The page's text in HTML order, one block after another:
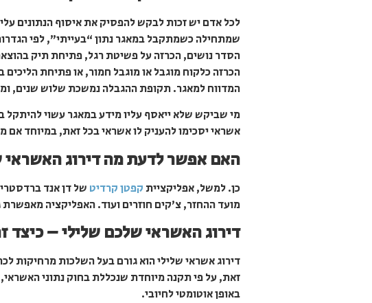
לכל אדם יש זכות לבקש להפסיק את איסוף הנתונים
שמתחילה כשמתקבל במאגר נתון “בעייתי”, לפי
המדווח למאגר. תקופת ההגבלה נמשכת שלוש שנים,
מי שביקש שלא ייאסף עליו מידע במאגר עשוי להיתקל
אשראי יסכימו להעניק לו אשראי בכל זאת, במיוחד
האם אפשר לדעת מה דירוג האשראי
כן. למשל, אפליקצייתקפטן קרדיט של דן אנד
מועד ההחזר, צ’קים חוזרים ועוד. האפליקציה
דירוג האשראי שלכם שלילי – כיצד
דירוג אשראי שלילי הוא גורם בעל השלכות מרחיקות
באופן אוטומטי לחיובי.